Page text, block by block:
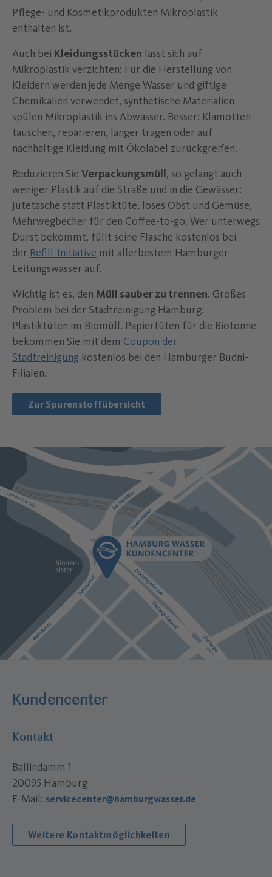
Pflege- und Kosmetikprodukten Mikroplastik
enthalten ist.
Auch bei Kleidungsstücken lässt sich auf
Mikroplastik verzichten: Für die Herstellung von
Kleidern werden jede Menge Wasser und giftige
Chemikalien verwendet, synthetische Materialien
spülen Mikroplastik ins Abwasser. Besser: Klamotten
tauschen, reparieren, länger tragen oder auf
nachhaltige Kleidung mit Ökolabel zurückgreifen.
Reduzieren Sie Verpackungsmüll, so gelangt auch
weniger Plastik auf die Straße und in die Gewässer:
Jutetasche statt Plastiktüte, loses Obst und Gemüse,
Mehrwegbecher für den Coffee-to-go. Wer unterwegs
Durst bekommt, füllt seine Flasche kostenlos bei
der Refill-Initiative mit allerbestem Hamburger
Leitungswasser auf.
Wichtig ist es, den Müll sauber zu trennen. Großes
Problem bei der Stadtreinigung Hamburg:
Plastiktüten im Biomüll. Papiertüten für die Biotonne
bekommen Sie mit dem Coupon der
Stadtreinigung kostenlos bei den Hamburger Budni-
Filialen.
Zur Spurenstoffübersicht
Kundencenter
Kontakt
Ballindamm 1
20095 Hamburg
E-Mail: servicecenter@hamburgwasser.de
Weitere Kontaktmöglichkeiten